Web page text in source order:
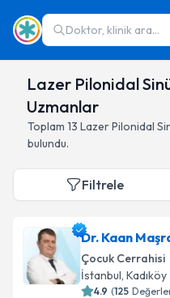
Doktor, klinik ara...
Lazer Pilonidal
Uzmanlar
Toplam 13 Lazer Pilonidal
bulundu.
Filtrele
Dr. Kaan
Çocuk Cerrahisi
İstanbul, Kadıköy
4.9 (125